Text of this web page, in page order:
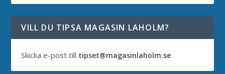
VILL DU TIPSA MAGASIN LAHOLM?
Skicka e-post till tipset@magasinlaholm.se